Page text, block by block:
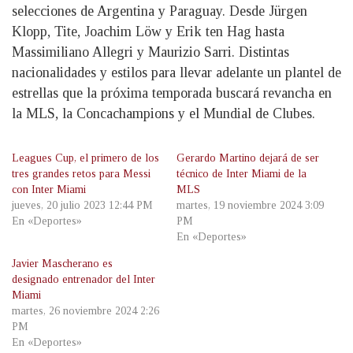
selecciones de Argentina y Paraguay. Desde Jürgen
Klopp, Tite, Joachim Löw y Erik ten Hag hasta
Massimiliano Allegri y Maurizio Sarri. Distintas
nacionalidades y estilos para llevar adelante un plantel de
estrellas que la próxima temporada buscará revancha en
la MLS, la Concachampions y el Mundial de Clubes.
Leagues Cup, el primero de los
tres grandes retos para Messi
con Inter Miami
jueves, 20 julio 2023 12:44 PM
En «Deportes»
Gerardo Martino dejará de ser
técnico de Inter Miami de la
MLS
martes, 19 noviembre 2024 3:09
PM
En «Deportes»
Javier Mascherano es
designado entrenador del Inter
Miami
martes, 26 noviembre 2024 2:26
PM
En «Deportes»